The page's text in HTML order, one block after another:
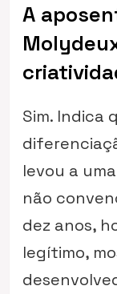
A
Sim. Indica
levou a
não
dez anos,
legítimo,